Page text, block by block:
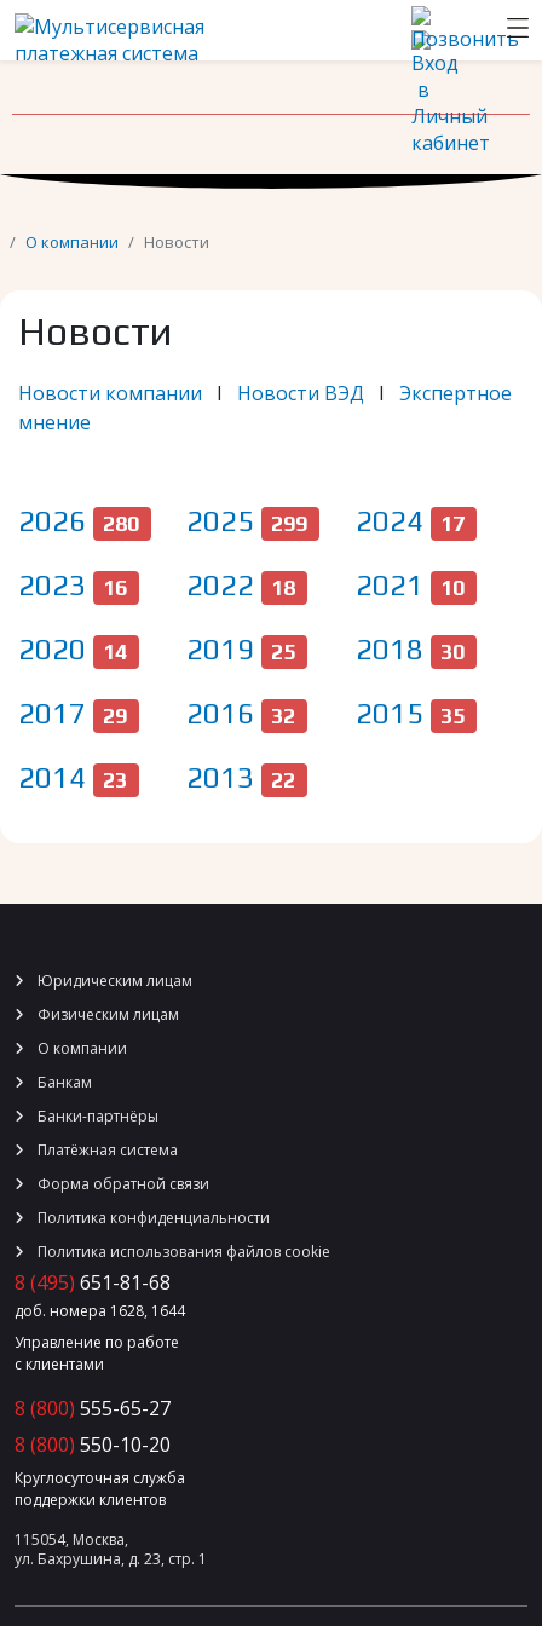
О компании Новости
Новости
Новости компании I Новости ВЭД I Экспертное
мнение
2026 280 2025 299 2024 17
2023 16 2022 18 2021 10
2020 14 2019 25 2018 30
2017 29 2016 32 2015 35
2014 23 2013 22
Юридическим лицам
Физическим лицам
О компании
Банкам
Банки-партнёры
Платёжная система
Форма обратной связи
Политика конфиденциальности
Политика использования файлов cookie
8 (495) 651-81-68
доб. номера 1628, 1644
Управление по работе
с клиентами
8 (800) 555-65-27
8 (800) 550-10-20
Круглосуточная служба
поддержки клиентов
115054, Москва,
ул. Бахрушина, д. 23, стр. 1